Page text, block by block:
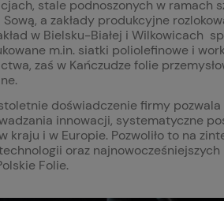
stale podnoszonych w ramach
a zakłady produkcyjne
w Bielsku-Białej i Wilkowicach
m.in. siatki poliolefinowe i
zaś w Kańczudze folie
doświadczenie firmy
innowacji, systematyczne
kraju i w Europie. Pozwoliło to na
oraz
Folie.